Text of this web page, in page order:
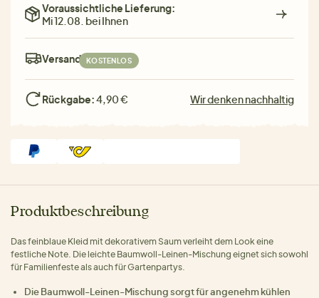
Voraussichtliche Lieferung:
Mi 12.08. bei Ihnen
Versand: KOSTENLOS
Rückgabe:4,90 € Wir denken nachhaltig
Produktbeschreibung
Das feinblaue Kleid mit dekorativem Saum verleiht dem Look eine
festliche Note. Die leichte Baumwoll-Leinen-Mischung eignet sich sowohl
für Familienfeste als auch für Gartenpartys.
Die Baumwoll-Leinen-Mischung sorgt für angenehm kühlen